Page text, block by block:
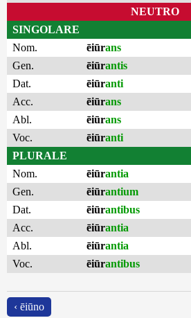
NEUTRO
SINGOLARE
Nom.
ēiūrans
Gen.
ēiūrantis
Dat.
ēiūranti
Acc.
ēiūrans
Abl.
ēiūrans
Voc.
ēiūranti
PLURALE
Nom.
ēiūrantia
Gen.
ēiūrantium
Dat.
ēiūrantibus
Acc.
ēiūrantia
Abl.
ēiūrantia
Voc.
ēiūrantibus
‹ ēiūno